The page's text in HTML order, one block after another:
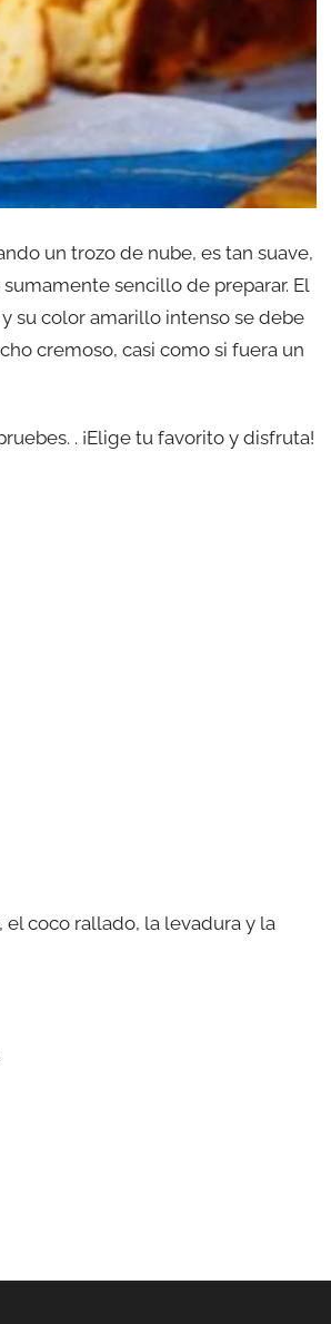
un trozo de nube, es tan suave,
sencillo de preparar. El
su color amarillo intenso se debe
cremoso, casi como si fuera un
. ¡Elige tu favorito y disfruta!
el coco rallado, la levadura y la